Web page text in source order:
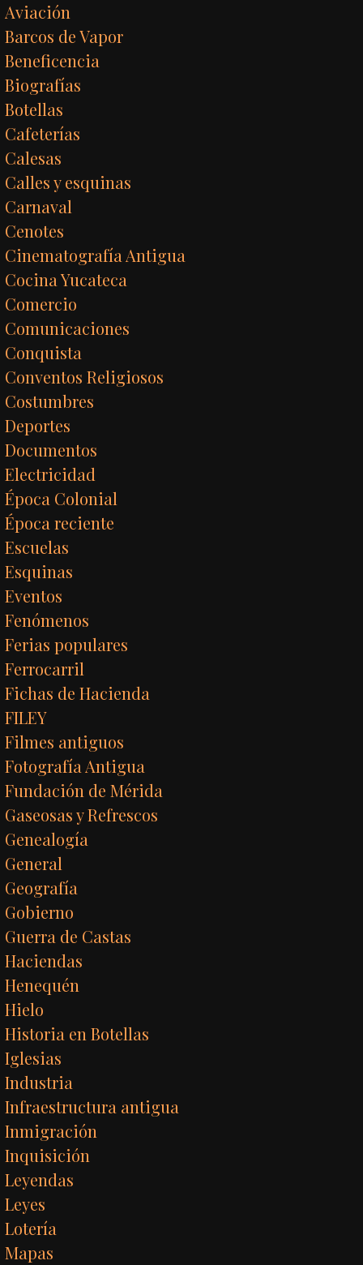
Aviación
Barcos de Vapor
Beneficencia
Biografías
Botellas
Cafeterías
Calesas
Calles y esquinas
Carnaval
Cenotes
Cinematografía Antigua
Cocina Yucateca
Comercio
Comunicaciones
Conquista
Conventos Religiosos
Costumbres
Deportes
Documentos
Electricidad
Época Colonial
Época reciente
Escuelas
Esquinas
Eventos
Fenómenos
Ferias populares
Ferrocarril
Fichas de Hacienda
FILEY
Filmes antiguos
Fotografía Antigua
Fundación de Mérida
Gaseosas y Refrescos
Genealogía
General
Geografía
Gobierno
Guerra de Castas
Haciendas
Henequén
Hielo
Historia en Botellas
Iglesias
Industria
Infraestructura antigua
Inmigración
Inquisición
Leyendas
Leyes
Lotería
Mapas